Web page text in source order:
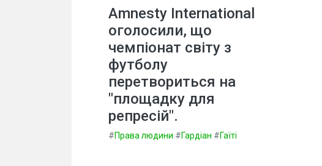
Amnesty International
оголосили, що
чемпіонат світу з
футболу
перетвориться на
"площадку для
репресій".
#Права людини #Гардіан #Гаїті